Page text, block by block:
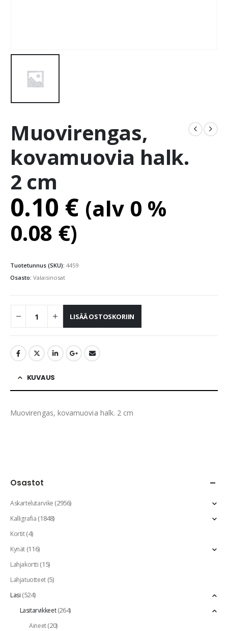
Muovirengas,
kovamuovia halk.
2 cm
0.10 € (alv 0 %
0.08 €)
Tuotetunnus (SKU): 4459
Osasto: Valaisinosat
LISÄÄ OSTOSKORIIN
KUVAUS
Muovirengas, kovamuovia halk. 2 cm
Osastot
Askartelutarvike(2956)
Kalligrafia(1848)
Kortit(4)
Kynät(116)
Lahjakortti(15)
Lahjatuotteet(5)
Lasi(524)
Lasitarvikkeet(264)
Aineet(20)